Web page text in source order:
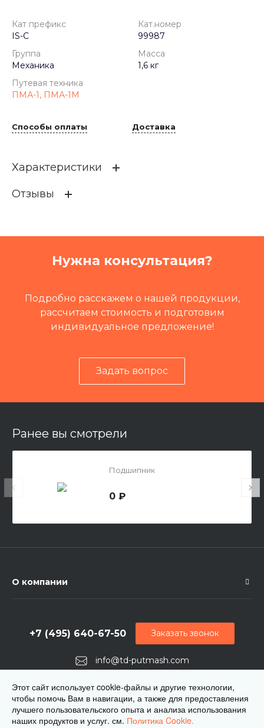
Кат префикс
IS-C
Кат.номер
99987
Группа
Механика
Масса
1,6 кг
Путевая техника
ПМА-1, ПМА-1М
Способы оплаты Доставка
Характеристики
Кат префикс
1,6 кг
Отзывы
Нужна консультация?
Подробно расскажем о нашей продукции,
рассчитаем стоимость и подготовим
индивидуальное предложение!
Задать вопрос
Ранее вы смотрели
Подшипник
0 ₽
О компании
info@td-putmash.com
+7 (495) 640-67-50
г. Москва, 1-й Кирпичный переулок, дом 2
Заказать звонок
Этот сайт использует cookie-файлы и другие технологии,
чтобы помочь Вам в навигации, а также для предоставления
лучшего пользовательского опыта и анализа использования
наших продуктов и услуг. см. Политика Cookie.